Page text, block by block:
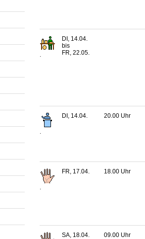
.
DI, 14.04.
bis
FR, 22.05.
DI, 14.04. 20.00 Uhr
.
FR, 17.04. 18.00 Uhr
SA, 18.04. 09.00 Uhr